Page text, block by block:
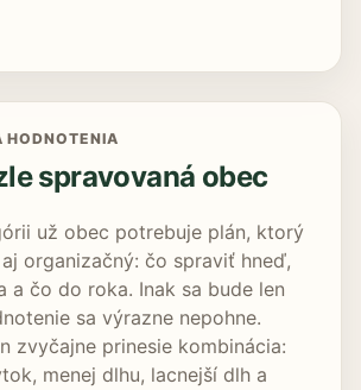
HODNOTENIA
spravovaná obec
už obec potrebuje plán, ktorý
organizačný: čo spraviť hneď,
a čo do roka. Inak sa bude len
sa výrazne nepohne.
zvyčajne prinesie kombinácia:
menej dlhu, lacnejší dlh a